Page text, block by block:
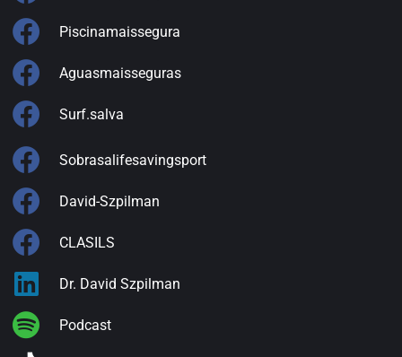
Piscinamaissegura
Aguasmaisseguras
Surf.salva
Sobrasalifesavingsport
David-Szpilman
CLASILS
Dr. David Szpilman
Podcast